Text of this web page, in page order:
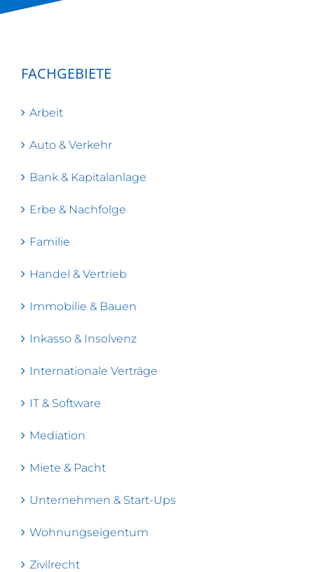
FACHGEBIETE
Arbeit
Auto & Verkehr
Bank & Kapitalanlage
Erbe & Nachfolge
Familie
Handel & Vertrieb
Immobilie & Bauen
Inkasso & Insolvenz
Internationale Verträge
IT & Software
Mediation
Miete & Pacht
Unternehmen & Start-Ups
Wohnungseigentum
Zivilrecht